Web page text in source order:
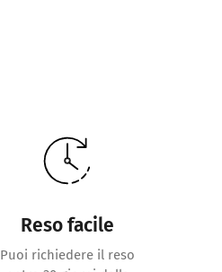
Reso facile
Puoi richiedere il reso